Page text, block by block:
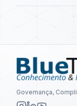
Governança,